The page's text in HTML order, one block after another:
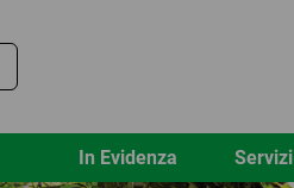
In Evidenza Servizi